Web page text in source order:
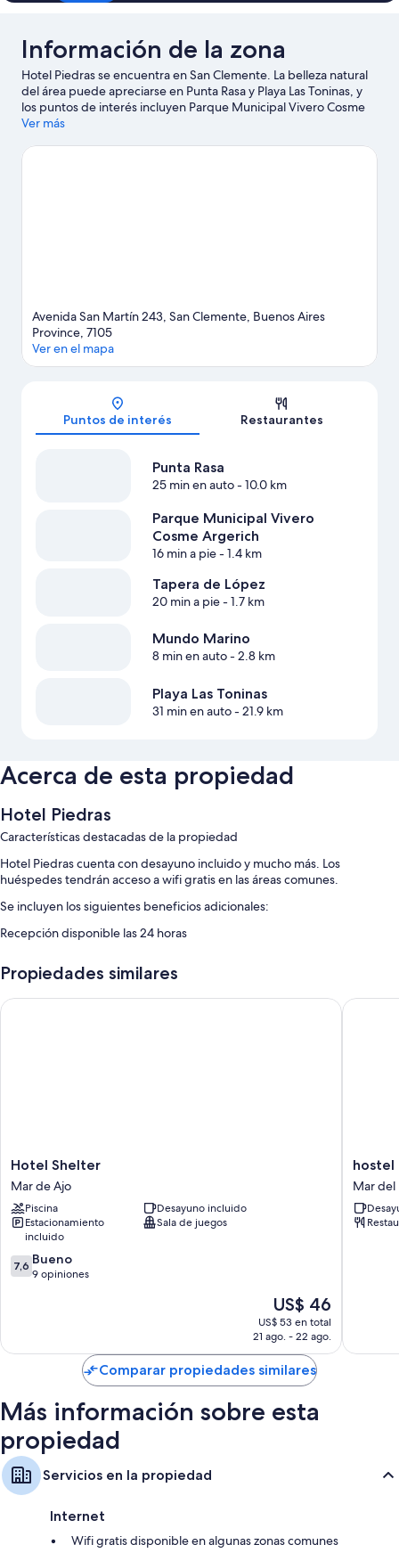
Información de la zona
Hotel Piedras se encuentra en San Clemente. La belleza natural
del área puede apreciarse en Punta Rasa y Playa Las Toninas, y
los puntos de interés incluyen Parque Municipal Vivero Cosme
Argerich y Mundo Marino. También vale la pena conocer Termas
San Clemente
Ver más
Avenida San Martín 243, San Clemente, Buenos Aires
Province, 7105
Ver en el mapa
Puntos de interés Restaurantes
Punta Rasa
25 min en auto- 10.0 km
Parque Municipal Vivero
Cosme Argerich
16 min a pie- 1.4 km
Tapera de López
20 min a pie- 1.7 km
Mundo Marino
8 min en auto- 2.8 km
Playa Las Toninas
31 min en auto- 21.9 km
Acerca de esta propiedad
Hotel Piedras
Características destacadas de la propiedad
Hotel Piedras cuenta con desayuno incluido y mucho más. Los
huéspedes tendrán acceso a wifi gratis en las áreas comunes.
Se incluyen los siguientes beneficios adicionales:
Recepción disponible las 24 horas
Propiedades similares
Hotel
Shelter
Mar
de
Ajo
Hotel Shelter
Mar de Ajo
Piscina
Desayuno incluido
Estacionamiento
incluido
Sala de juegos
7.6
de
7,6 Bueno
9 opiniones
El
precio
actual
de
US$ 46
US$ 46
US$ 53 en total
21 ago. - 22 ago.
Hotel Shelter
hostel
mi
lugar
Mar
del
hostel
Mar del
hostel
Comparar propiedades similares
Más información sobre esta
propiedad
Servicios en la propiedad
Internet
Wifi gratis disponible en algunas zonas comunes